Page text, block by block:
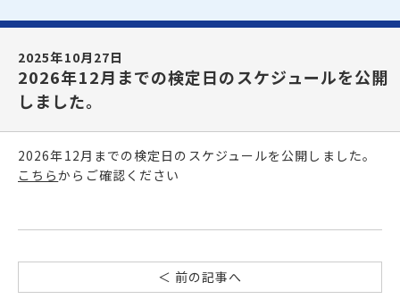
2025年10月27日
2026年12月までの検定日のスケジュールを公開
しました。
2026年12月までの検定日のスケジュールを公開しました。
こちらからご確認ください
＜ 前の記事へ